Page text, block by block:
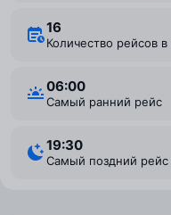
16
Количество рейсов
06:00
Самый ранний рейс
19:30
Самый поздний рейс